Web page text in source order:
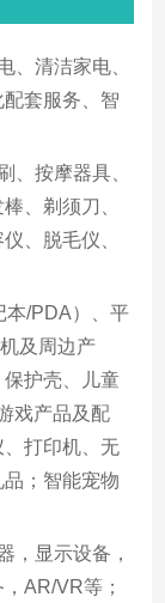
、清洁家电、
套服务、智
、按摩器具、
、剃须刀、
、脱毛仪、
本/PDA）、平
及周边产
护壳、儿童
戏产品及配
打印机、无
；智能宠物
，显示设备，
AR/VR等；